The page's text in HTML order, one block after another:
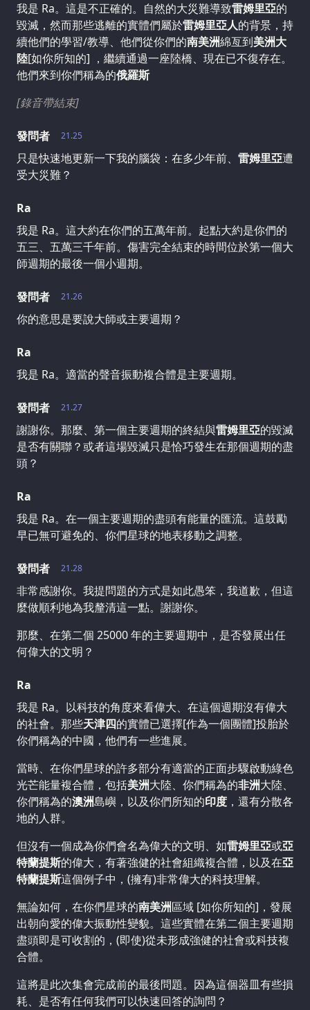
我是 Ra。這是不正確的。自然的大災難導致雷姆里亞的
毀滅，然而那些逃離的實體們屬於雷姆里亞人的背景，持
續他們的學習/教導、他們從你們的南美洲綿亙到美洲大
陸[如你所知的] ，繼續通過一座陸橋、現在已不復存在。
他們來到你們稱為的俄羅斯
[錄音帶結束]
21.25
發問者
只是快速地更新一下我的腦袋：在多少年前、 雷姆里亞遭
受大災難？
Ra
我是 Ra。這大約在你們的五萬年前。起點大約是你們的
五三、五萬三千年前。傷害完全結束的時間位於第一個大
師週期的最後一個小週期。
21.26
發問者
你的意思是要說大師或主要週期？
Ra
我是 Ra。適當的聲音振動複合體是主要週期。
21.27
發問者
謝謝你。那麼、第一個主要週期的終結與雷姆里亞的毀滅
是否有關聯？或者這場毀滅只是恰巧發生在那個週期的盡
頭？
Ra
我是 Ra。在一個主要週期的盡頭有能量的匯流。這鼓勵
早已無可避免的、你們星球的地表移動之調整。
21.28
發問者
非常感謝你。我提問題的方式是如此愚笨，我道歉，但這
麼做順利地為我釐清這一點。謝謝你。
那麼、在第二個 25000 年的主要週期中，是否發展出任
何偉大的文明？
Ra
我是 Ra。以科技的角度來看偉大、在這個週期沒有偉大
的社會。那些天津四的實體已選擇[作為一個團體]投胎於
你們稱為的中國，他們有一些進展。
當時、在你們星球的許多部分有適當的正面步驟啟動綠色
光芒能量複合體，包括美洲大陸、你們稱為的非洲大陸、
你們稱為的澳洲島嶼，以及你們所知的印度 ，還有分散各
地的人群。
但沒有一個成為你們會名為偉大的文明、如雷姆里亞或亞
特蘭提斯的偉大，有著強健的社會組織複合體，以及在亞
特蘭提斯這個例子中，(擁有)非常偉大的科技理解。
無論如何，在你們星球的南美洲區域 [如你所知的]，發展
出朝向愛的偉大振動性變貌。這些實體在第二個主要週期
盡頭即是可收割的，(即使)從未形成強健的社會或科技複
合體。
這將是此次集會完成前的最後問題。因為這個器皿有些損
耗、是否有任何我們可以快速回答的詢問？